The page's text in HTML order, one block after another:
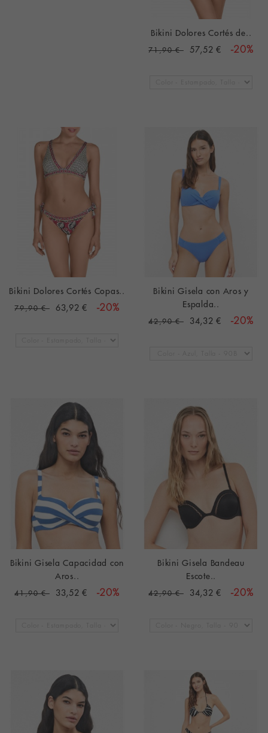
Bikini Dolores Cortés de..
71,90 € 57,52 € -20%
Bikini Dolores Cortés Copas..
79,90 € 63,92 € -20%
Bikini Gisela con Aros y
Espalda..
42,90 € 34,32 € -20%
Bikini Gisela Capacidad con
Aros..
41,90 € 33,52 € -20%
Bikini Gisela Bandeau
Escote..
42,90 € 34,32 € -20%